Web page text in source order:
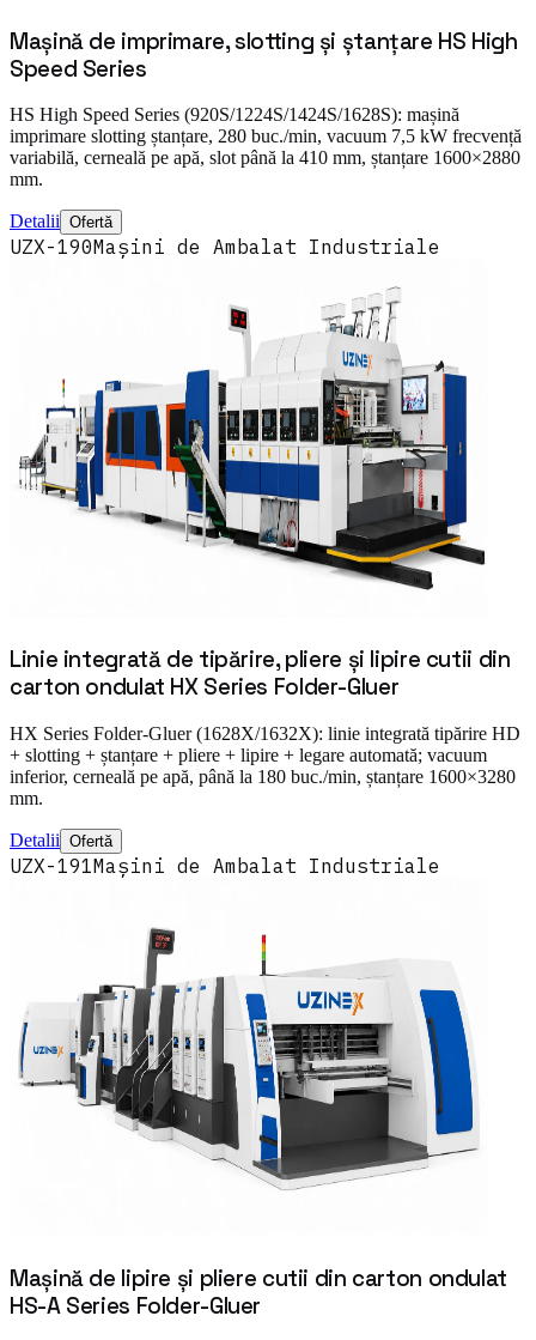
Mașină de imprimare, slotting și ștanțare HS High
Speed Series
HS High Speed Series (920S/1224S/1424S/1628S): mașină
imprimare slotting ștanțare, 280 buc./min, vacuum 7,5 kW frecvență
variabilă, cerneală pe apă, slot până la 410 mm, ștanțare 1600×2880
mm.
Detalii Ofertă
UZX-190Mașini de Ambalat Industriale
Linie integrată de tipărire, pliere și lipire cutii din
carton ondulat HX Series Folder-Gluer
HX Series Folder-Gluer (1628X/1632X): linie integrată tipărire HD
+ slotting + ștanțare + pliere + lipire + legare automată; vacuum
inferior, cerneală pe apă, până la 180 buc./min, ștanțare 1600×3280
mm.
Detalii Ofertă
UZX-191Mașini de Ambalat Industriale
Mașină de lipire și pliere cutii din carton ondulat
HS-A Series Folder-Gluer